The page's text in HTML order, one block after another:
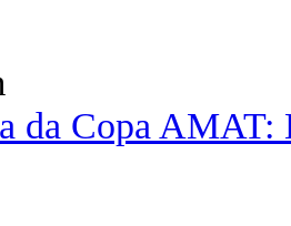
da Copa AMAT: